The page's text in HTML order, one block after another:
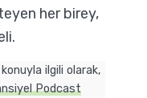
her birey,
ilgili olarak,
Podcast